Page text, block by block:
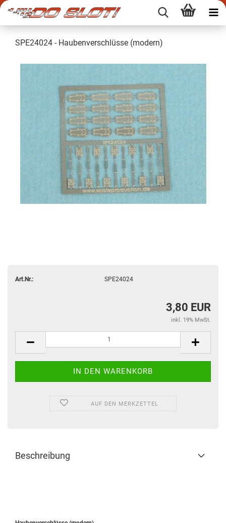
SPE24024 - Haubenverschlüsse (modern)
Art.Nr.: SPE24024
3,80 EUR
inkl. 19% MwSt.
AUF DEN MERKZETTEL
Beschreibung